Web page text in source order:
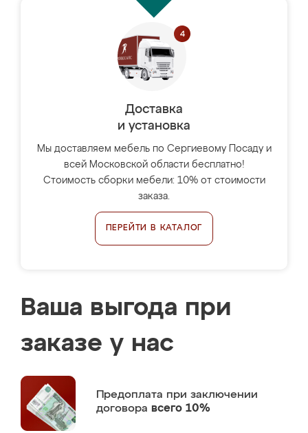
Доставка
и установка
Мы доставляем мебель по Сергиевому Посаду и
всей Московской области бесплатно!
Стоимость сборки мебели: 10% от стоимости
заказа.
ПЕРЕЙТИ В КАТАЛОГ
Ваша выгода при
заказе у нас
Предоплата при заключении
договора всего 10%